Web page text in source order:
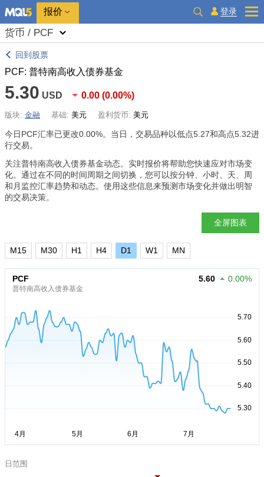
报价 登录
货币 / PCF
回到股票
PCF: 普特南高收入债券基金
5.30 USD 0.00 (0.00%)
版块: 金融 基础: 美元 盈利货币: 美元
今日PCF汇率已更改0.00%。当日，交易品种以低点5.27和高点5.32进
行交易。
关注普特南高收入债券基金动态。实时报价将帮助您快速应对市场变
化。通过在不同的时间周期之间切换，您可以按分钟、小时、天、周
和月监控汇率趋势和动态。使用这些信息来预测市场变化并做出明智
的交易决策。
全屏图表
M15 M30 H1 H4 D1 W1 MN
PCF
普特南高收入债券基金
5.60 0.00%
日范围